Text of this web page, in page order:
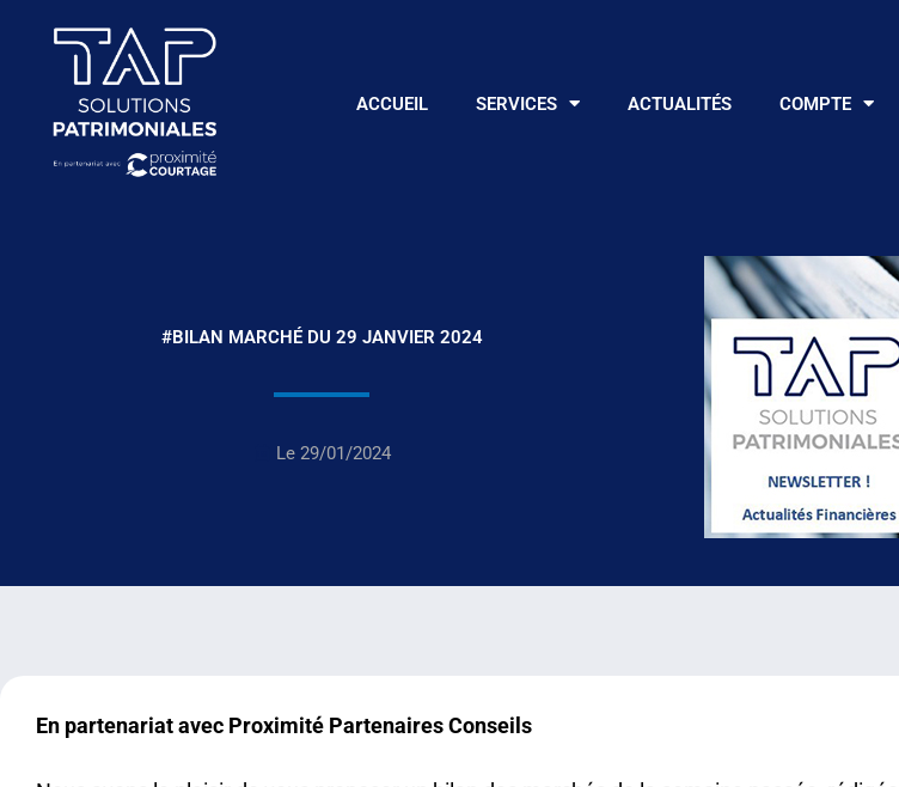
ACCUEIL SERVICES ACTUALITÉS COMPTE
#BILAN MARCHÉ DU 29 JANVIER 2024
Le 29/01/2024
En partenariat avec Proximité Partenaires Conseils